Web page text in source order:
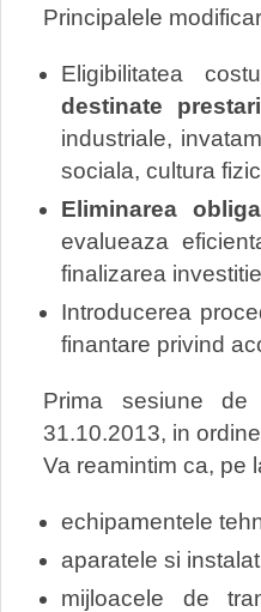
Principalele
Eligibilitatea
destinate
industriale,
sociala, cultura
Eliminarea
evalueaza
finalizarea
Introducerea
finantare privind
Prima sesiune
31.10.2013, in
Va reamintim ca, pe
echipamentele
aparatele si
mijloacele de